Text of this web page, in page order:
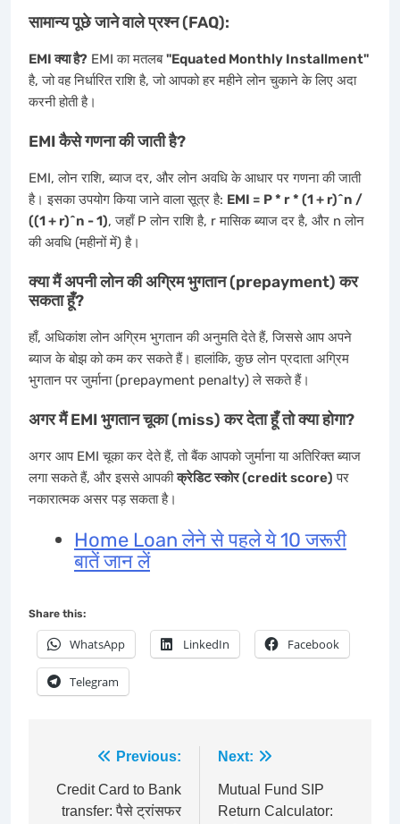
सामान्य पूछे जाने वाले प्रश्न (FAQ):
EMI क्या है? EMI का मतलब"Equated Monthly Installment"
है, जो वह निर्धारित राशि है, जो आपको हर महीने लोन चुकाने के लिए अदा
करनी होती है।
EMI कैसे गणना की जाती है?
EMI, लोन राशि, ब्याज दर, और लोन अवधि के आधार पर गणना की जाती
है। इसका उपयोग किया जाने वाला सूत्र है: EMI = P * r * (1 + r)^n /
((1 + r)^n - 1), जहाँ P लोन राशि है, r मासिक ब्याज दर है, और n लोन
की अवधि (महीनों में) है।
क्या मैं अपनी लोन की अग्रिम भुगतान (prepayment) कर
सकता हूँ?
हाँ, अधिकांश लोन अग्रिम भुगतान की अनुमति देते हैं, जिससे आप अपने
ब्याज के बोझ को कम कर सकते हैं। हालांकि, कुछ लोन प्रदाता अग्रिम
भुगतान पर जुर्माना (prepayment penalty) ले सकते हैं।
अगर मैं EMI भुगतान चूका (miss) कर देता हूँ तो क्या होगा?
अगर आप EMI चूका कर देते हैं, तो बैंक आपको जुर्माना या अतिरिक्त ब्याज
लगा सकते हैं, और इससे आपकीक्रेडिट स्कोर (credit score) पर
नकारात्मक असर पड़ सकता है।
Home Loan लेने से पहले ये 10 जरूरी
बातें जान लें
Share this:
WhatsApp LinkedIn Facebook
Telegram
navigation
Previous:
Credit Card to Bank
transfer: पैसे ट्रांसफर
Next:
Mutual Fund SIP
Return Calculator: